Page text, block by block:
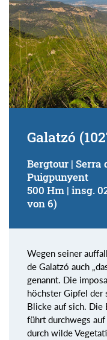
Galatzó
Bergtour | Serra
Puigpunyent
500 Hm | insg.
von 6)
Wegen seiner
de Galatzó auch
genannt. Die
höchster Gipfel der
Blicke auf sich. Die
führt durchwegs
durch wilde